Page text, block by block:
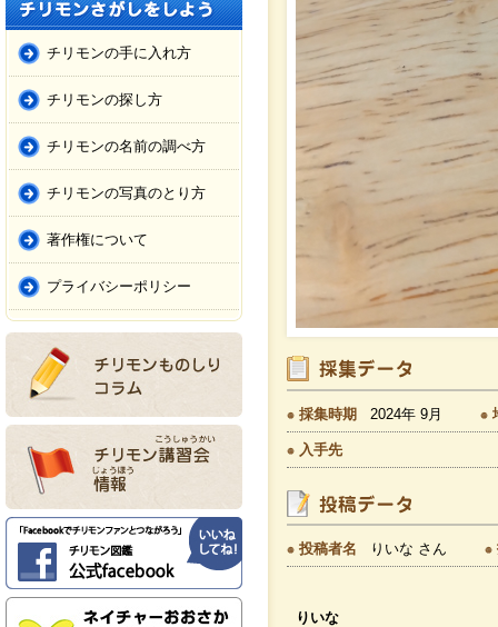
チリモンの手に入れ方
チリモンの探し方
チリモンの名前の調べ方
チリモンの写真のとり方
著作権について
プライバシーポリシー
採集時期 2024年 9月
入手先
投稿者名 りいな さん
りいな